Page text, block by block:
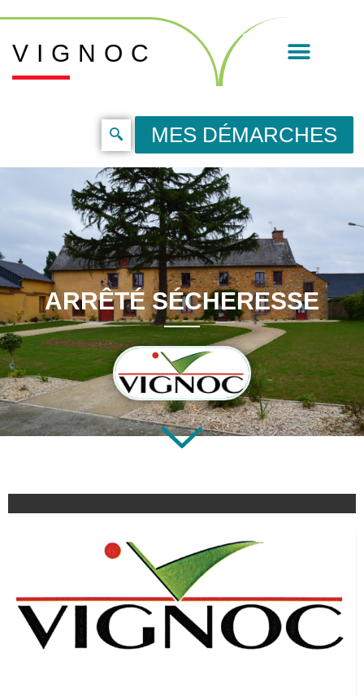
VIGNOC
MES DÉMARCHES
ARRÊTÉ SÉCHERESSE